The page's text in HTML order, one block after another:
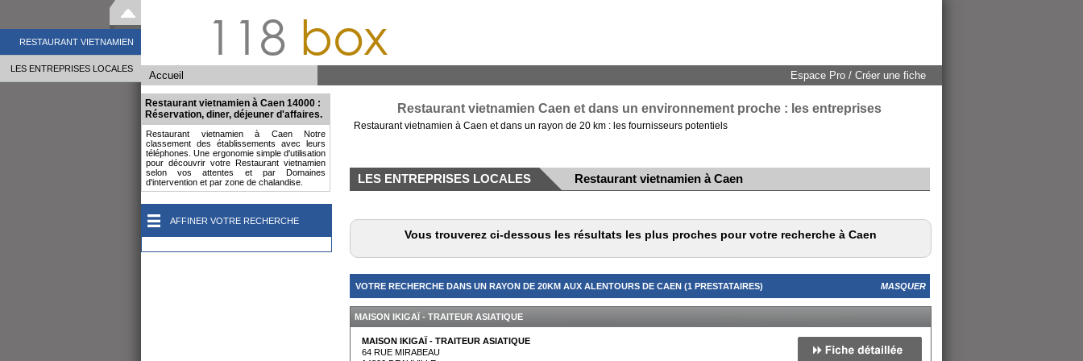
118 box
Accueil Espace Pro / Créer une fiche
RESTAURANT VIETNAMIEN
LES ENTREPRISES LOCALES
Restaurant vietnamien à Caen 14000 :
Réservation, diner, déjeuner d'affaires.
Restaurant vietnamien à Caen Notre
classement des établissements avec leurs
téléphones. Une ergonomie simple d'utilisation
pour découvrir votre Restaurant vietnamien
selon vos attentes et par Domaines
d'intervention et par zone de chalandise.
AFFINER VOTRE RECHERCHE
Restaurant vietnamien Caen et dans un environnement proche : les entreprises
Restaurant vietnamien à Caen et dans un rayon de 20 km : les fournisseurs potentiels
LES ENTREPRISES LOCALES Restaurant vietnamien à Caen
Vous trouverez ci-dessous les résultats les plus proches pour votre recherche à Caen
VOTRE RECHERCHE DANS UN RAYON DE 20KM AUX ALENTOURS DE CAEN (1 PRESTATAIRES) MASQUER
MAISON IKIGAÏ - TRAITEUR ASIATIQUE
MAISON IKIGAÏ - TRAITEUR ASIATIQUE
64 RUE MIRABEAU